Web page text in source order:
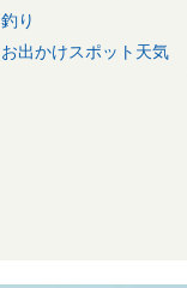
釣り
お出かけスポット天気